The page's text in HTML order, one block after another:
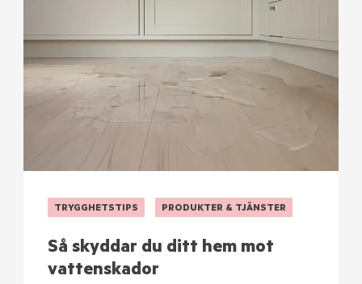
TRYGGHETSTIPS PRODUKTER & TJÄNSTER
Så skyddar du ditt hem mot
vattenskador